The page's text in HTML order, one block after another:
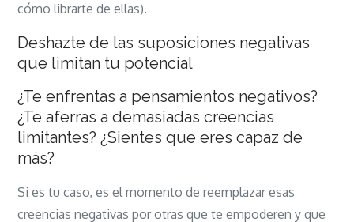
cómo librarte de ellas).
Deshazte de las suposiciones negativas
que limitan tu potencial
¿Te enfrentas a pensamientos negativos?
¿Te aferras a demasiadas creencias
limitantes? ¿Sientes que eres capaz de
más?
Si es tu caso, es el momento de reemplazar esas
creencias negativas por otras que te empoderen y que